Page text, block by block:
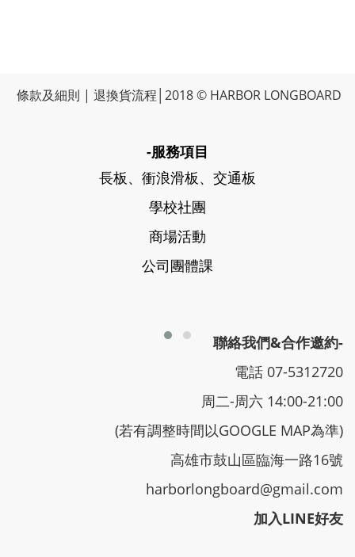
條款及細則 | 退換貨流程 │2018 © HARBOR LONGBOARD
-服務項目
長板、衝浪滑板、交通板
學校社團
商場活動
公司團體課
聯絡我們&合作邀約-
電話 07-5312720
周二-周六 14:00-21:00
(若有調整時間以GOOGLE MAP為準)
高雄市鼓山區臨海一路16號
harborlongboard@gmail.com
加入LINE好友